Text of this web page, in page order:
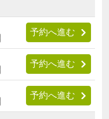
予約へ進む
予約へ進む
予約へ進む